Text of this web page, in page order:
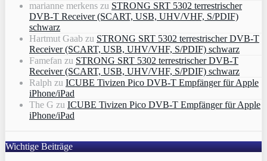
marianne merkens zu STRONG SRT 5302 terrestrischer
DVB-T Receiver (SCART, USB, UHV/VHF, S/PDIF)
schwarz
Hartmut Gaab zu STRONG SRT 5302 terrestrischer DVB-T
Receiver (SCART, USB, UHV/VHF, S/PDIF) schwarz
Famefan zu STRONG SRT 5302 terrestrischer DVB-T
Receiver (SCART, USB, UHV/VHF, S/PDIF) schwarz
Ralph zu ICUBE Tivizen Pico DVB-T Empfänger für Apple
iPhone/iPad
The G zu ICUBE Tivizen Pico DVB-T Empfänger für Apple
iPhone/iPad
Wichtige Beiträge